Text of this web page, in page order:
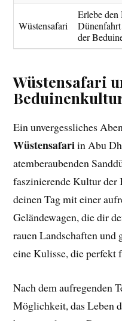
Wüstensafari
Erlebe
der
Wüstensafari
Ein unvergessliches
Wüstensafariin Abu
atemberaubenden
faszinierende Kultur der
deinen Tag mit einer
Geländewagen, die dir
rauen Landschaften und
eine Kulisse, die perfekt
Nach dem aufregenden
Möglichkeit, das Leben